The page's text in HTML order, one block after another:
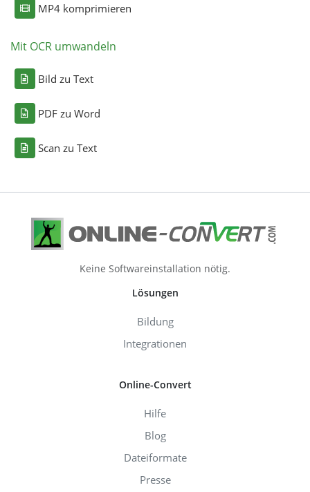
MP4 komprimieren
Mit OCR umwandeln
Bild zu Text
PDF zu Word
Scan zu Text
Keine Softwareinstallation nötig.
Lösungen
Bildung
Integrationen
Online-Convert
Hilfe
Blog
Dateiformate
Presse